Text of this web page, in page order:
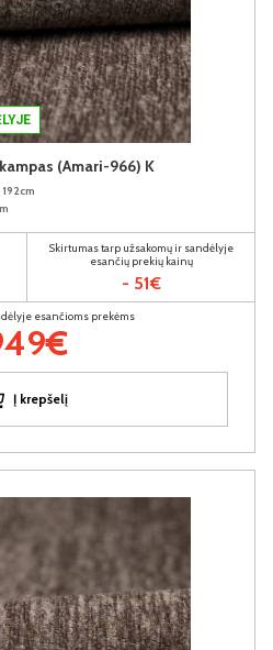
(Amari-966) K
192cm
Skirtumas tarp užsakomų ir sandėlyje
esančių prekių kainų
- 51€
esančioms prekėms
Į krepšelį